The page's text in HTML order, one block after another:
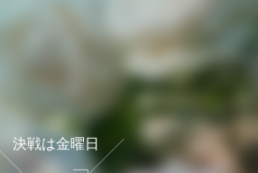
決戦は金曜日